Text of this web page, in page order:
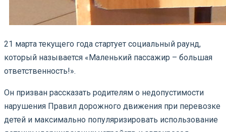
21 марта текущего года стартует социальный раунд,
который называется «Маленький пассажир – большая
ответственность!».
Он призван рассказать родителям о недопустимости
нарушения Правил дорожного движения при перевозке
детей и максимально популяризировать использование